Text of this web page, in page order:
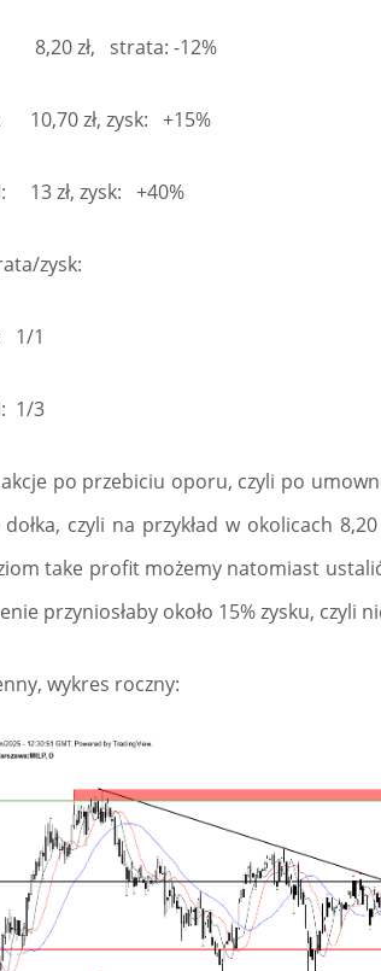
zł, strata: -12%
10,70 zł, zysk: +15%
13 zł, zysk: +40%
zysk:
1/1
1/3
po przebiciu oporu, czyli po
czyli na przykład w okolicach
take profit możemy natomiast
przyniosłaby około 15% zysku, czyli
wykres roczny: